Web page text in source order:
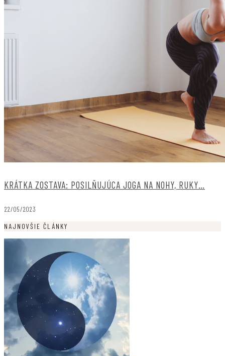
KRÁTKA ZOSTAVA: POSILŇUJÚCA JOGA NA NOHY, RUKY…
22/05/2023
NAJNOVŠIE ČLÁNKY